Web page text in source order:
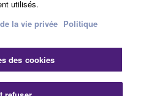
Conditions d'utilisation
la vie privée
aux cookies
utilisés.
la vie privée Politique
des cookies